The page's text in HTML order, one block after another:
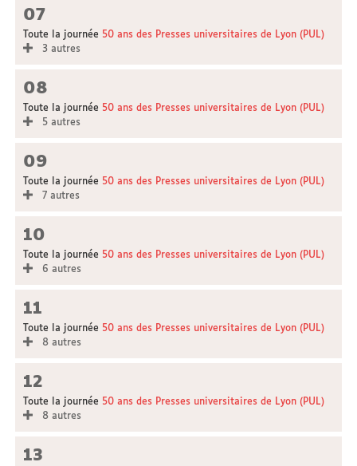
07
Toute la journée 50 ans des Presses universitaires de Lyon (PUL)
3 autres
08
Toute la journée 50 ans des Presses universitaires de Lyon (PUL)
5 autres
09
Toute la journée 50 ans des Presses universitaires de Lyon (PUL)
7 autres
10
Toute la journée 50 ans des Presses universitaires de Lyon (PUL)
6 autres
11
Toute la journée 50 ans des Presses universitaires de Lyon (PUL)
8 autres
12
Toute la journée 50 ans des Presses universitaires de Lyon (PUL)
8 autres
13